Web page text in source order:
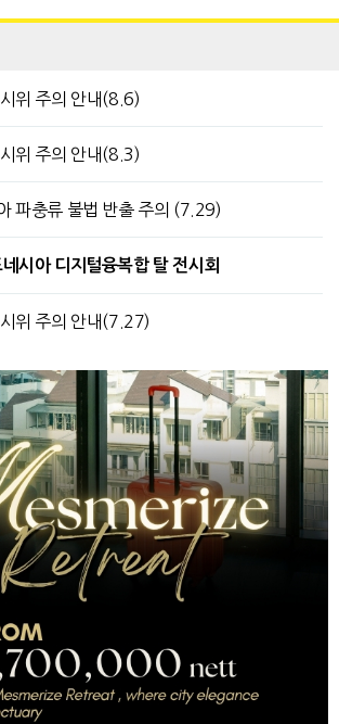
위 주의 안내(8.6)
위 주의 안내(8.3)
파충류 불법 반출 주의 (7.29)
시아 디지털융복합 탈 전시회
위 주의 안내(7.27)